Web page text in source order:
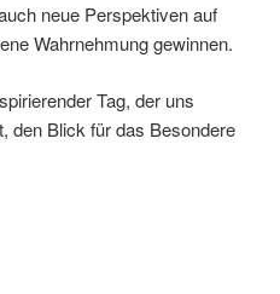
neue Perspektiven auf
Wahrnehmung gewinnen.
Tag, der uns
den Blick für das Besondere